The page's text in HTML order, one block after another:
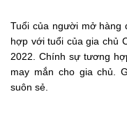
Tuổi của người mở hàng
hợp với tuổi của gia chủ
2022. Chính sự tương
may mắn cho gia chủ.
suôn sẻ.